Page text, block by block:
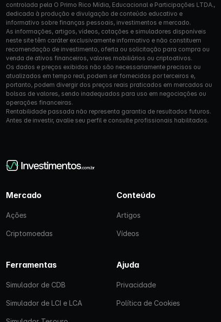
controlada pela O Primo Rico Mídia, Educacional e Participações LTDA.,
dedicada à produção e divulgação de conteúdo educativo e
informativo sobre finanças pessoais, investimentos e mercado.
As informações, artigos, vídeos, cotações e simuladores disponíveis
neste site têm caráter exclusivamente informativo e não constituem
recomendação de investimento, oferta ou solicitação para compra ou
venda de ativos financeiros, valores mobiliários ou criptoativos.
Os dados e preços exibidos não são necessariamente precisos ou
atualizados em tempo real, podem ser fornecidos por terceiros e,
portanto, podem divergir dos preços reais praticados em mercados ou
bolsas de valores, sendo inadequados para uso em negociações ou
operações financeiras.
Rentabilidade passada não representa garantia de resultados futuros.
Antes de investir, avalie seu perfil e consulte profissionais habilitados.
Mercado
Ações
Criptomoedas
Conteúdo
Artigos
Vídeos
Ferramentas
Simulador de CDB
Simulador de LCI e LCA
Ajuda
Privacidade
Política de Cookies